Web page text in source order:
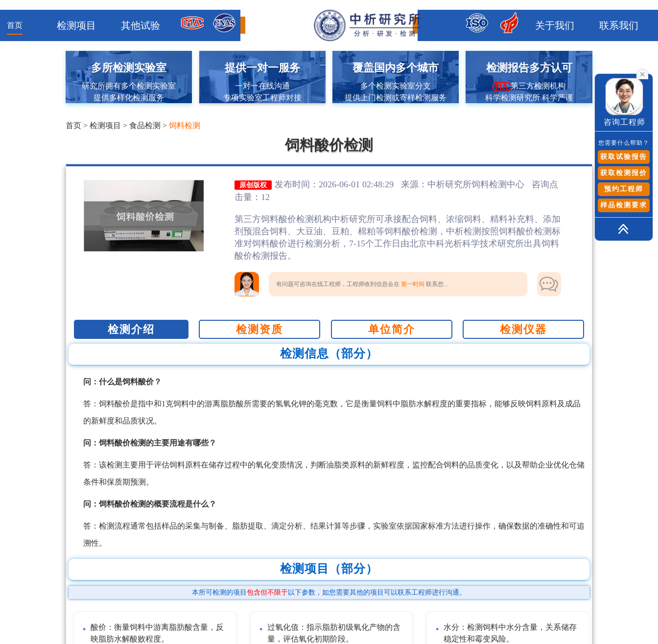
首页 检测项目 其他试验 关于我们 联系我们
多所检测实验室
研究所拥有多个检测实验室
提供多样化检测服务
提供一对一服务
一对一在线沟通
专项实验室工程师对接
覆盖国内多个城市
多个检测实验室分支
提供上门检测或寄样检测服务
检测报告多方认可
第三方检测机构
科学检测研究所 科学严谨
首页 >检测项目 >食品检测 >饲料检测
饲料酸价检测
原创版权 发布时间：2026-06-01 02:48:29 来源： 中析研究所饲料检测 中心 咨询点
击量：12
第三方饲料酸价检测机构中析研究所可承接配合饲料、浓缩饲料、精料补充料、添加
剂预混合饲料、大豆油、豆粕、棉粕等饲料酸价检测，中析检测按照饲料酸价检测标
准对饲料酸价进行检测分析，7-15个工作日由北京中科光析科学技术研究所出具饲料
酸价检测报告。
有问题可咨询在线工程师，工程师收到信息会在 第一时间 联系您...
检测介绍 检测资质 单位简介 检测仪器
检测信息（部分）
问：什么是饲料酸价？
答：饲料酸价是指中和1克饲料中的游离脂肪酸所需要的氢氧化钾的毫克数，它是衡量饲料中脂肪水解程度的重要指标，能够反映饲料原料及成品
的新鲜度和品质状况。
问：饲料酸价检测的主要用途有哪些？
答：该检测主要用于评估饲料原料在储存过程中的氧化变质情况，判断油脂类原料的新鲜程度，监控配合饲料的品质变化，以及帮助企业优化仓储
条件和保质期预测。
问：饲料酸价检测的概要流程是什么？
答：检测流程通常包括样品的采集与制备、脂肪提取、滴定分析、结果计算等步骤，实验室依据国家标准方法进行操作，确保数据的准确性和可追
溯性。
检测项目（部分）
本所可检测的项目 包含但不限于以下参数，如您需要其他的项目可以联系工程师进行沟通。
酸价：衡量饲料中游离脂肪酸含量，反
映脂肪水解酸败程度。
过氧化值：指示脂肪初级氧化产物的含
量，评估氧化初期阶段。
水分：检测饲料中水分含量，关系储存
稳定性和霉变风险。
咨询工程师
您需要什么帮助？
获取试验报告
获取检测报价
预约工程师
样品检测要求